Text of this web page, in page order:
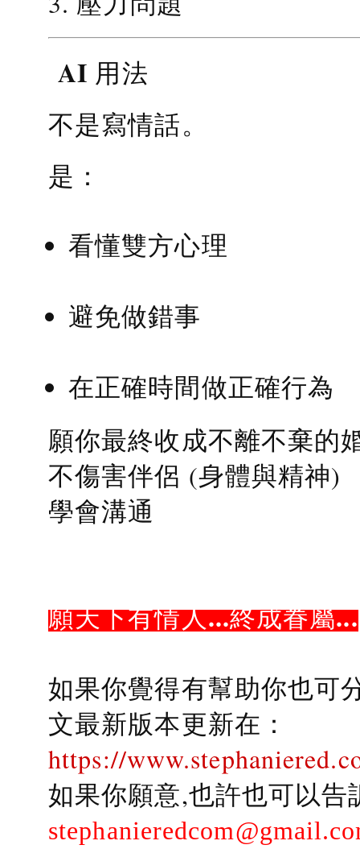
AI 用法
不是寫情話。
是：
看懂雙方心理
避免做錯事
在正確時間做正確行為
願你最終收成不離不棄的
不傷害伴侶 (身體與精神)
學會溝通
願天下有情人...終成眷屬...
如果你覺得有幫助你也可
文最新版本更新在：
https://
如果你願意,也許也可以